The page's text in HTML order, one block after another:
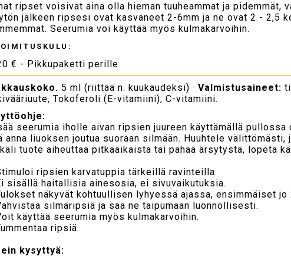
ripset voisivat aina olla hieman tuuheammat ja pidemmät,
jälkeen ripsesi ovat kasvaneet 2-6mm ja ne ovat 2 - 2,5
Seerumia voi käyttää myös kulmakarvoihin.
€ - Pikkupaketti perille
5 ml (riittää n. kuukaudeksi) ·Valmistusaineet:
Tokoferoli (E-vitamiini), C-vitamiini.
seerumia iholle aivan ripsien juureen käyttämällä pullossa
anna liuoksen joutua suoraan silmään. Huuhtele välittömästi,
tuote aiheuttaa pitkäaikaista tai pahaa ärsytystä, lopeta
ripsien karvatuppia tärkeillä ravinteilla.
sisällä haitallisia ainesosia, ei sivuvaikutuksia.
näkyvät kohtuullisen lyhyessä ajassa, ensimmäiset
silmäripsiä ja saa ne taipumaan luonnollisesti.
käyttää seerumia myös kulmakarvoihin.
ripsiä.
kysyttyä: